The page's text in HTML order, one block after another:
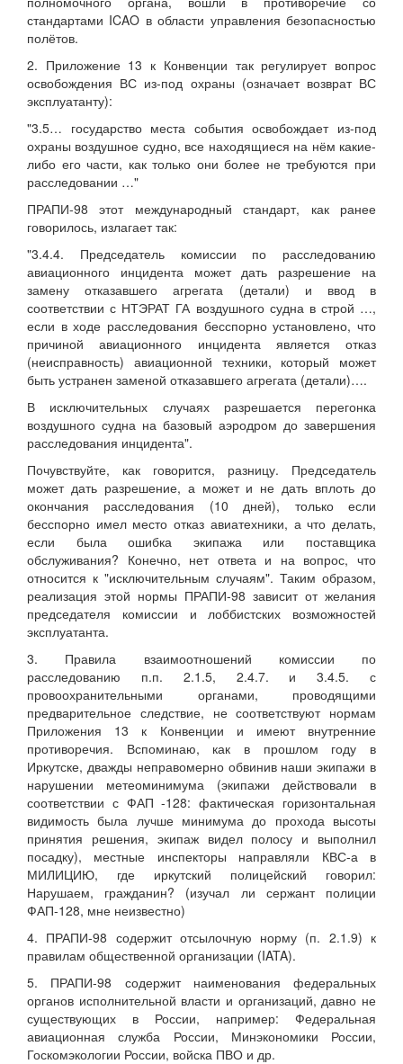
стандартами ICAO в области управления безопасностью
полётов.
2. Приложение 13 к Конвенции так регулирует вопрос
освобождения ВС из-под охраны (означает возврат ВС
эксплуатанту):
"3.5… государство места события освобождает из-под
охраны воздушное судно, все находящиеся на нём какие-
либо его части, как только они более не требуются при
расследовании …"
ПРАПИ-98 этот международный стандарт, как ранее
говорилось, излагает так:
"3.4.4. Председатель комиссии по расследованию
авиационного инцидента может дать разрешение на
замену отказавшего агрегата (детали) и ввод в
соответствии с НТЭРАТ ГА воздушного судна в строй …,
если в ходе расследования бесспорно установлено, что
причиной авиационного инцидента является отказ
(неисправность) авиационной техники, который может
быть устранен заменой отказавшего агрегата (детали)….
В исключительных случаях разрешается перегонка
воздушного судна на базовый аэродром до завершения
расследования инцидента".
Почувствуйте, как говорится, разницу. Председатель
может дать разрешение, а может и не дать вплоть до
окончания расследования (10 дней), только если
бесспорно имел место отказ авиатехники, а что делать,
если была ошибка экипажа или поставщика
обслуживания? Конечно, нет ответа и на вопрос, что
относится к "исключительным случаям". Таким образом,
реализация этой нормы ПРАПИ-98 зависит от желания
председателя комиссии и лоббистских возможностей
эксплуатанта.
3. Правила взаимоотношений комиссии по
расследованию п.п. 2.1.5, 2.4.7. и 3.4.5. с
провоохранительными органами, проводящими
предварительное следствие, не соответствуют нормам
Приложения 13 к Конвенции и имеют внутренние
противоречия. Вспоминаю, как в прошлом году в
Иркутске, дважды неправомерно обвинив наши экипажи в
нарушении метеоминимума (экипажи действовали в
соответствии с ФАП -128: фактическая горизонтальная
видимость была лучше минимума до прохода высоты
принятия решения, экипаж видел полосу и выполнил
посадку), местные инспекторы направляли КВС-а в
МИЛИЦИЮ, где иркутский полицейский говорил:
Нарушаем, гражданин? (изучал ли сержант полиции
ФАП-128, мне неизвестно)
4. ПРАПИ-98 содержит отсылочную норму (п. 2.1.9) к
правилам общественной организации (IATA).
5. ПРАПИ-98 содержит наименования федеральных
органов исполнительной власти и организаций, давно не
существующих в России, например: Федеральная
авиационная служба России, Минэкономики России,
Госкомэкологии России, войска ПВО и др.